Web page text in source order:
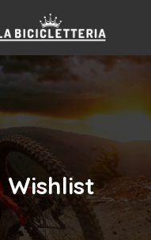
Wishlist